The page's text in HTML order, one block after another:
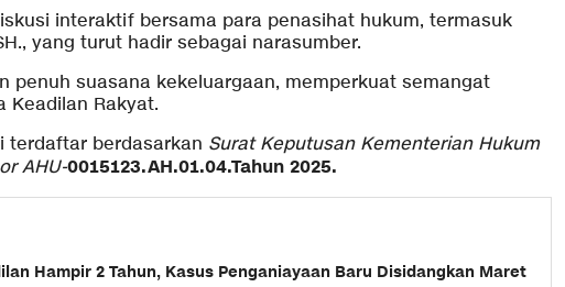
interaktif bersama para penasihat hukum, termasuk
yang turut hadir sebagai narasumber.
penuh suasana kekeluargaan, memperkuat semangat
Keadilan Rakyat.
terdaftar berdasarkan Surat Keputusan Kementerian Hukum
AHU-0015123.AH.01.04.Tahun 2025.
Hampir 2 Tahun, Kasus Penganiayaan Baru Disidangkan Maret